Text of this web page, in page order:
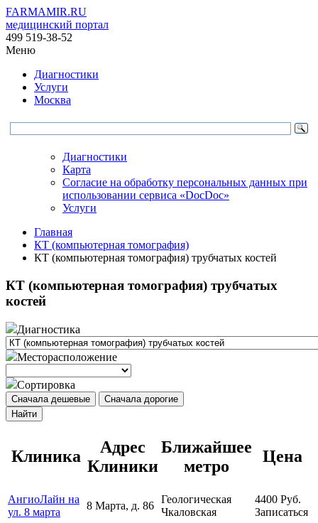
FARMAMIR.RU
медицинский портал
499 519-38-52
Меню
Диагностики
Услуги
Москва
Диагностики
Карта
Согласие на обработку персональных данных при
использовании сервиса «DocDoc»
Услуги
Главная
КТ (компьютерная томография)
КТ (компьютерная томография) трубчатых костей
КТ (компьютерная томография) трубчатых
костей
Диагностика
Месторасположение
Сортировка
Сначала дешевые
Сначала дорогие
Найти
Клиника
Адрес
Клиники
Ближайшее
метро
Цена
АнгиоЛайн на
ул. 8 марта
8 Марта, д. 86
Геологическая
Чкаловская
4400 Руб.
Записаться